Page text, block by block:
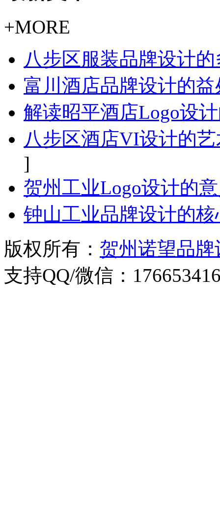
+MORE
八步区服装品牌设计
富川酒店品牌设计的益
解读昭平酒店Logo设
八步区酒店VI设计的
]
贺州工业Logo设计的
钟山工业品牌设计的
版权所有： 贺州诺望品
支持QQ/微信：